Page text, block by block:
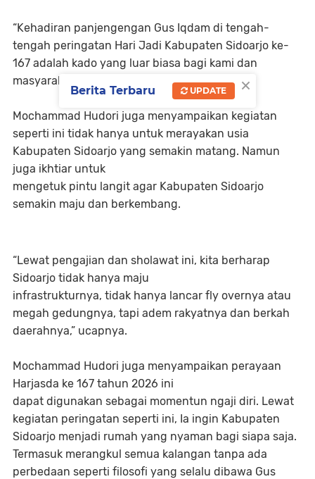
“Kehadiran panjengengan Gus Iqdam di tengah-
tengah peringatan Hari Jadi Kabupaten Sidoarjo ke-
167 adalah kado yang luar biasa bagi kami dan
masyarakat Sidoarjo,” ucapnya.
Mochammad Hudori juga menyampaikan kegiatan
seperti ini tidak hanya untuk merayakan usia
Kabupaten Sidoarjo yang semakin matang. Namun
juga ikhtiar untuk
mengetuk pintu langit agar Kabupaten Sidoarjo
semakin maju dan berkembang.
“Lewat pengajian dan sholawat ini, kita berharap
Sidoarjo tidak hanya maju
infrastrukturnya, tidak hanya lancar fly overnya atau
megah gedungnya, tapi adem rakyatnya dan berkah
daerahnya,” ucapnya.
Mochammad Hudori juga menyampaikan perayaan
Harjasda ke 167 tahun 2026 ini
dapat digunakan sebagai momentun ngaji diri. Lewat
kegiatan peringatan seperti ini, Ia ingin Kabupaten
Sidoarjo menjadi rumah yang nyaman bagi siapa saja.
Termasuk merangkul semua kalangan tanpa ada
perbedaan seperti filosofi yang selalu dibawa Gus
×
Berita Terbaru UPDATE